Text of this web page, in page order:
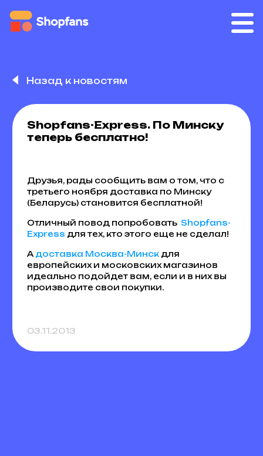
Назад к новостям
Shopfans-Express. По Минску
теперь бесплатно!
Друзья, рады сообщить вам о том, что с
третьего ноября доставка по Минску
(Беларусь) становится бесплатной!
Отличный повод попробовать Shopfans-
Express для тех, кто этого еще не сделал!
А доставка Москва-Минскдля
европейских и московских магазинов
идеально подойдет вам, если и в них вы
производите свои покупки.
03.11.2013